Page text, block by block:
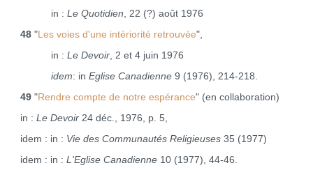
in : Le Quotidien , 22 (?) août 1976
48"Les voies d'une intériorité retrouvée",
in : Le Devoir, 2 et 4 juin 1976
idem: in Eglise Canadienne9 (1976), 214‑218.
49"Rendre compte de notre espérance" (en collaboration)
in : Le Devoir24 déc., 1976, p. 5,
idem : in : Vie des Communautés Religieuses35 (1977) ­
idem : in : L'Eglise Canadienne10 (1977), 44‑46.